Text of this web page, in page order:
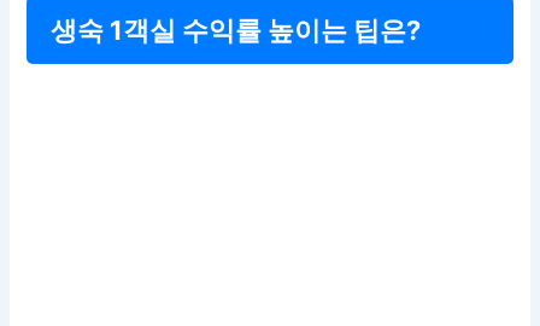
생숙 1객실 수익률 높이는 팁은?